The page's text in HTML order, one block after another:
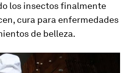
los insectos finalmente
cura para enfermedades
de belleza.